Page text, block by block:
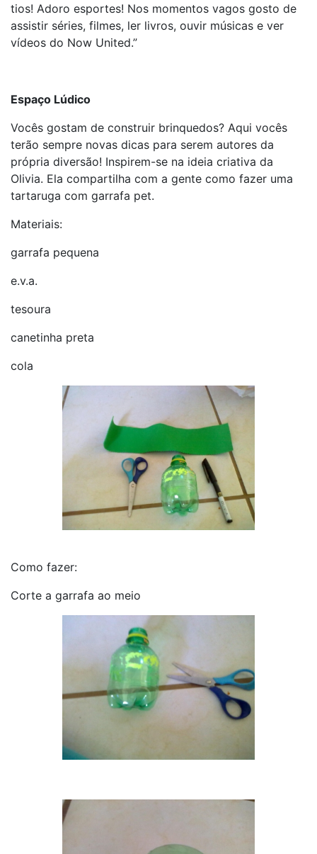
tios! Adoro esportes! Nos momentos vagos gosto de
assistir séries, filmes, ler livros, ouvir músicas e ver
vídeos do Now United.”
Espaço Lúdico
Vocês gostam de construir brinquedos? Aqui vocês
terão sempre novas dicas para serem autores da
própria diversão! Inspirem-se na ideia criativa da
Olivia. Ela compartilha com a gente como fazer uma
tartaruga com garrafa pet.
Materiais:
garrafa pequena
e.v.a.
tesoura
canetinha preta
cola
Como fazer:
Corte a garrafa ao meio